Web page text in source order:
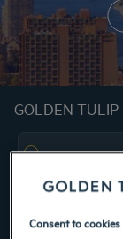
Consent to cookies